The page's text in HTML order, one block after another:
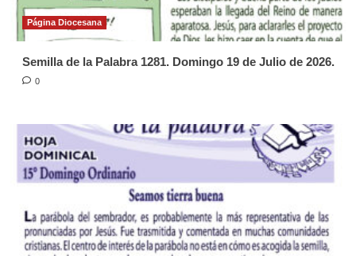
Página Diocesana
Semilla de la Palabra 1281. Domingo 19 de Julio de 2026.
0